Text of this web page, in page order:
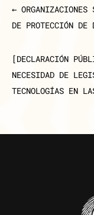
← ORGANIZACIONES
DE PROTECCIÓN
[DECLARACIÓN
NECESIDAD DE
TECNOLOGÍAS EN